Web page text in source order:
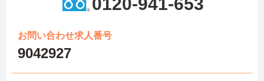
お問い合わせ求人番号
9042927